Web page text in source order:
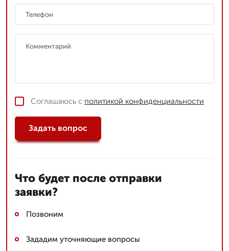
Соглашаюсь с политикой конфиденциальности
Задать вопрос
Что будет после отправки
заявки?
Позвоним
Зададим уточняющие вопросы